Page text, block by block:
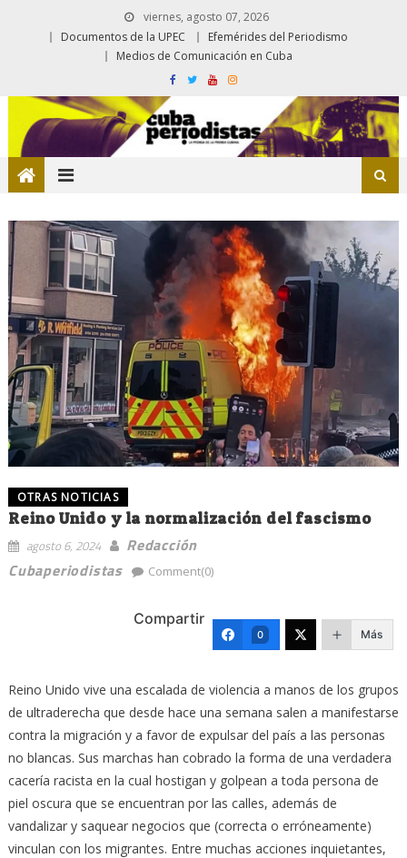
viernes, agosto 07, 2026
Documentos de la UPEC
Efemérides del Periodismo
Medios de Comunicación en Cuba
OTRAS NOTICIAS
Reino Unido y la normalización del fascismo
agosto 6, 2024
Redacción
Cubaperiodistas
Comment(0)
Compartir
0 Más
Reino Unido vive una escalada de violencia a manos de los grupos
de ultraderecha que desde hace una semana salen a manifestarse
contra la migración y a favor de expulsar del país a las personas
no blancas. Sus marchas han cobrado la forma de una verdadera
cacería racista en la cual hostigan y golpean a toda persona de
piel oscura que se encuentran por las calles, además de
vandalizar y saquear negocios que (correcta o erróneamente)
vinculan con los migrantes. Entre muchas acciones inquietantes,